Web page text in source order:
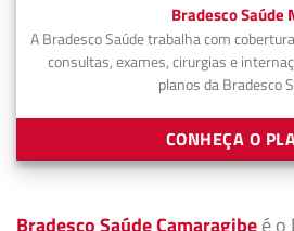
Bradesco Saúde
A Bradesco Saúde trabalha com
consultas, exames, cirurgias e
planos da Bradesco
CONHEÇA O
Bradesco Saúde Camaragibeé o